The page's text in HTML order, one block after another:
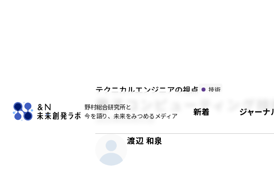
野村総合研究所と
今を語り、未来をみつめるメディア
新着 ジャーナ
テクニカルエンジニアの視点 技術
量子コンピューティング
2023年03月31日
渡辺 和泉